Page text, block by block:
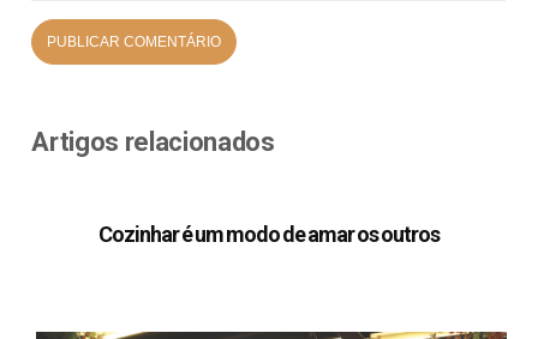
Artigos relacionados
Cozinhar é um modo de amar os outros